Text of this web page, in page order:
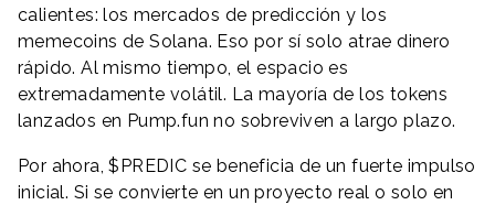
calientes: los mercados de predicción y los
memecoins de Solana. Eso por sí solo atrae dinero
rápido. Al mismo tiempo, el espacio es
extremadamente volátil. La mayoría de los tokens
lanzados en Pump.fun no sobreviven a largo plazo.
Por ahora, $PREDIC se beneficia de un fuerte impulso
inicial. Si se convierte en un proyecto real o solo en